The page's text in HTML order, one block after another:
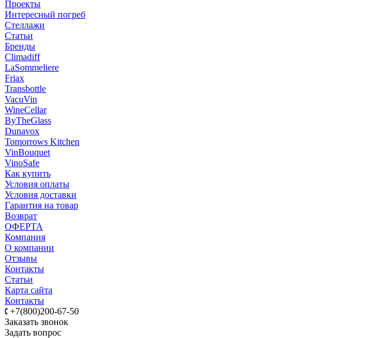
Проекты
Интересный погреб
Стеллажи
Статьи
Бренды
Climadiff
LaSommeliere
Friax
Transbottle
VacuVin
WineCellar
ByTheGlass
Dunavox
Tomorrows Kitchen
VinBouquet
VinoSafe
Как купить
Условия оплаты
Условия доставки
Гарантия на товар
Возврат
ОФЕРТА
Компания
О компании
Отзывы
Контакты
Статьи
Карта сайта
Контакты
+7(800)200-67-50
Заказать звонок
Задать вопрос